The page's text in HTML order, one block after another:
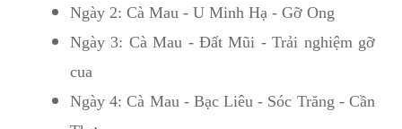
Ngày 2: Cà Mau - U Minh Hạ - Gỡ Ong
Ngày 3: Cà Mau - Đất Mũi - Trải nghiệm gỡ
cua
Ngày 4: Cà Mau - Bạc Liêu - Sóc Trăng - Cần